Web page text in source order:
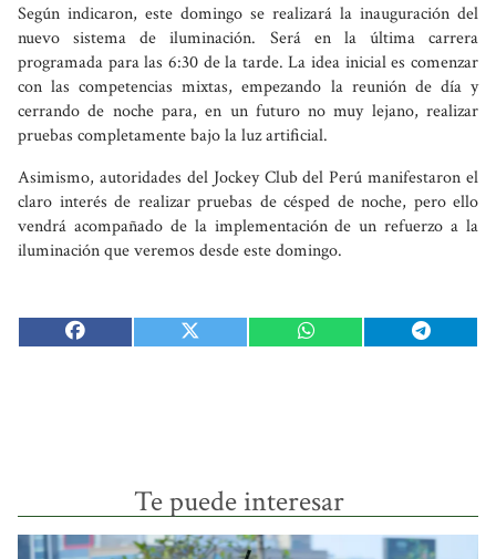
Según indicaron, este domingo se realizará la inauguración del
nuevo sistema de iluminación. Será en la última carrera
programada para las 6:30 de la tarde. La idea inicial es comenzar
con las competencias mixtas, empezando la reunión de día y
cerrando de noche para, en un futuro no muy lejano, realizar
pruebas completamente bajo la luz artificial.
Asimismo, autoridades del Jockey Club del Perú manifestaron el
claro interés de realizar pruebas de césped de noche, pero ello
vendrá acompañado de la implementación de un refuerzo a la
iluminación que veremos desde este domingo.
Te puede interesar